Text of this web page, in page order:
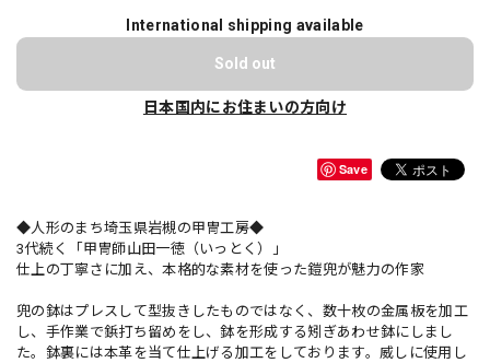
International shipping available
Sold out
日本国内にお住まいの方向け
Save
◆人形のまち埼玉県岩槻の甲冑工房◆
3代続く「甲冑師山田一徳（いっとく）」
仕上の丁寧さに加え、本格的な素材を使った鎧兜が魅力の作家
兜の鉢はプレスして型抜きしたものではなく、数十枚の金属板を加工
し、手作業で鋲打ち留めをし、鉢を形成する矧ぎあわせ鉢にしまし
た。鉢裏には本革を当て仕上げる加工をしております。威しに使用し